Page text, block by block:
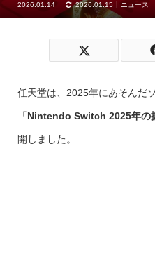
2026.01.14 2026.01.15 ニュース
任天堂は、2025年にあそんだ
「Nintendo Switch 2025年の
開しました。